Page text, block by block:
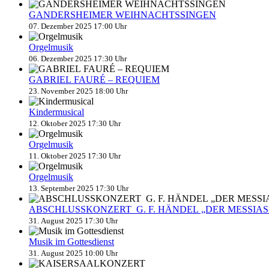
GANDERSHEIMER WEIHNACHTSSINGEN
07. Dezember 2025 17:00 Uhr
Orgelmusik
06. Dezember 2025 17:30 Uhr
GABRIEL FAURÉ – REQUIEM
23. November 2025 18:00 Uhr
Kindermusical
12. Oktober 2025 17:30 Uhr
Orgelmusik
11. Oktober 2025 17:30 Uhr
Orgelmusik
13. September 2025 17:30 Uhr
ABSCHLUSSKONZERT G. F. HÄNDEL „DER
31. August 2025 17:30 Uhr
Musik im Gottesdienst
31. August 2025 10:00 Uhr